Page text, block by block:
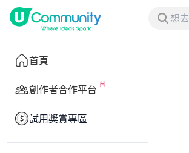
首頁
創作者合作平台
試用獎賞專區